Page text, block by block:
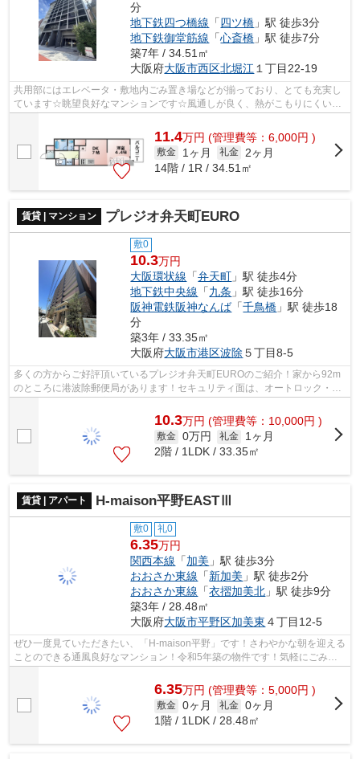
分
地下鉄四つ橋線 「四ツ橋 」駅 徒歩3分
地下鉄御堂筋線 「心斎橋 」駅 徒歩7分
築7年 / 34.51㎡
大阪府大阪市西区北堀江 １丁目22-19
共用部にはエレベータ・敷地内ごみ置き場などが揃っており、とても充実し
ています☆眺望良好なマンションです☆風通しが良く、熱がこもりにくいの
11.4万円 (管理費等：6,000円 )
敷金 1ヶ月 礼金
2ヶ月
14階 / 1R / 34.51㎡
賃貸 | マンション プレジオ弁天町EURO
敷0
10.3万円
大阪環状線 「弁天町 」駅 徒歩4分
地下鉄中央線 「九条 」駅 徒歩16分
阪神電鉄阪神なんば「千鳥橋 」駅 徒歩18
分
築3年 / 33.35㎡
大阪府大阪市港区波除 ５丁目8-5
多くの方からご好評頂いているプレジオ弁天町EUROのご紹介！家から92m
のところに港波除郵便局があります！セキュリティ面は、オートロック・TV
インターホンなど充実しているので、防犯...
10.3万円 (管理費等：10,000円 )
敷金 0万円 礼金
1ヶ月
2階 / 1LDK / 33.35㎡
賃貸 | アパート H-maison平野EASTⅢ
敷0 礼0
6.35万円
関西本線 「加美 」駅 徒歩3分
おおさか東線 「新加美 」駅 徒歩2分
おおさか東線 「衣摺加美北 」駅 徒歩9分
築3年 / 28.48㎡
大阪府大阪市平野区加美東 ４丁目12-5
ぜひ一度見ていただきたい、「H-maison平野」です！さわやかな朝を迎える
ことのできる通風良好なマンション！令和5年築の物件です！気軽にごみを
捨てることができて便利な敷地内ごみ置...
6.35万円 (管理費等：5,000円 )
敷金 0ヶ月 礼金 0ヶ月
1階 / 1LDK / 28.48㎡